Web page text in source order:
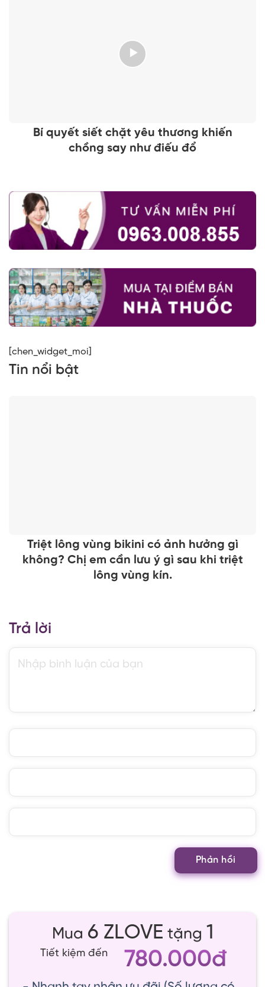
Bí quyết siết chặt yêu thương khiến
chồng say như điếu đổ
[chen_widget_moi]
Tin nổi bật
Triệt lông vùng bikini có ảnh hưởng gì
không? Chị em cần lưu ý gì sau khi triệt
lông vùng kín.
Trả lời
Mua 6 ZLOVE tặng 1
Tiết kiệm đến 780.000đ